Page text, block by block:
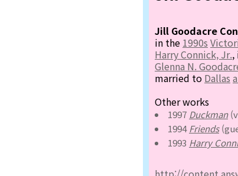
Jill Goodacre
in the 1990s
Harry Connick, Jr.,
Glenna N.
married to Dallas
Other works
1997 Duckman
1994 Friends
1993 Harry